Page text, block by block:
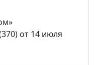
от 14 июля